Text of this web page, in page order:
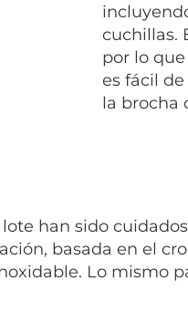
cuchillas.
por lo
es fácil
la brocha
han sido
basada en el
Lo mismo